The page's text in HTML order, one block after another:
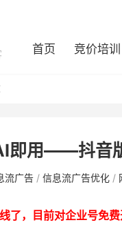
首页 竞价培训
即用——抖音
流广告 / 信息流广告优化 /
了，目前对企业号免费